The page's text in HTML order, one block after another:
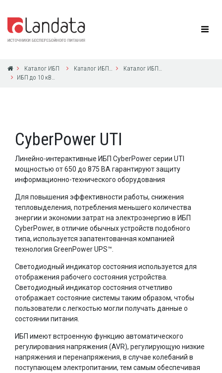
Каталог ИБП Каталог ИБП CyberPower
Каталог ИБП CyberPower
ИБП до 10 кВА с 1ф выходом
CyberPower UTI
Линейно-интерактивные ИБП CyberPower серии UTI
мощностью от 650 до 875 ВА гарантируют защиту
информационно-технического оборудования
Для повышения эффективности работы, снижения
тепловыделения, потребления меньшего количества
энергии и экономии затрат на электроэнергию в ИБП
CyberPower, в отличие обычных устройств подобного
типа, используется запатентованная компанией
технология GreenPower UPS™.
Светодиодный индикатор состояния используется для
отображения рабочего состояния устройства.
Светодиодный индикатор состояния отчетливо
отображает состояние системы таким образом, чтобы
пользователи с легкостью могли получать данные о
состоянии питания.
ИБП имеют встроенную функцию автоматического
регулирования напряжения (AVR), регулирующую низкие
напряжения и перенапряжения, в случае колебаний в
поступающем электропитании, тем самым обеспечивая